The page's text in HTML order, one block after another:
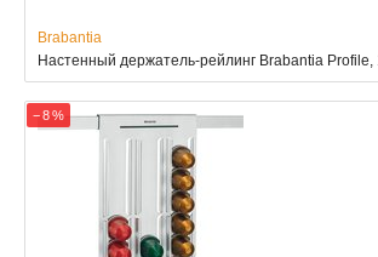
Brabantia
Настенный держатель-рейлинг Brabantia Profile,
− 8 %